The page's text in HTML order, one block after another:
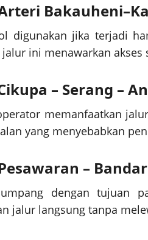
digunakan jika terjadi
ini menawarkan
– Serang –
memanfaatkan
yang menyebabkan
–
dengan tujuan
jalur langsung tanpa